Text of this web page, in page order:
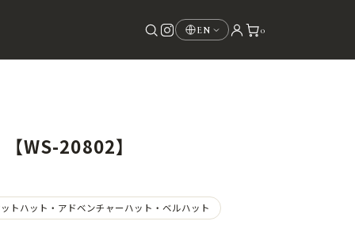
EN 0
WS-20802】
トハット・アドベンチャーハット・ベルハット